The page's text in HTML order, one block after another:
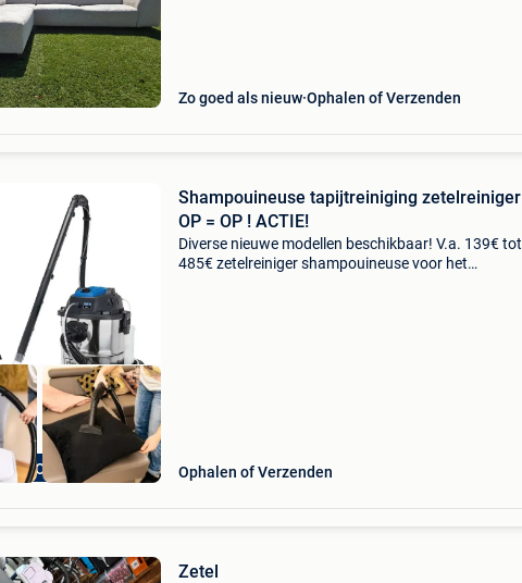
Zo goed als nieuw Ophalen of Verzenden
SOLDEN
Shampouineuse tapijtreiniging zetelreiniger
OP = OP ! ACTIE!
Diverse nieuwe modellen beschikbaar! V.a. 139€ tot
485€ zetelreiniger shampouineuse voor het
Ophalen of Verzenden
Zetel